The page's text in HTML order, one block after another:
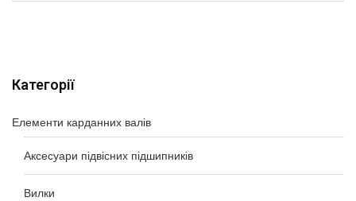
Категорії
Елементи карданних валів
Аксесуари підвісних підшипників
Вилки